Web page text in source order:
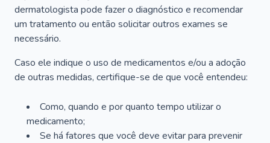
dermatologista pode fazer o diagnóstico e recomendar
um tratamento ou então solicitar outros exames se
necessário.
Caso ele indique o uso de medicamentos e/ou a adoção
de outras medidas, certifique-se de que você entendeu:
Como, quando e por quanto tempo utilizar o
medicamento;
Se há fatores que você deve evitar para prevenir